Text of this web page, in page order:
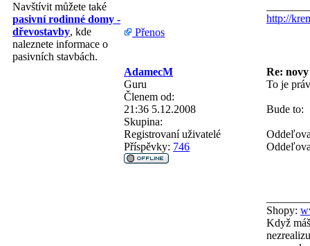
Navštívit můžete také
pasivní rodinné domy -
dřevostavby, kde
naleznete informace o
pasivních stavbách.
http://
Přenos
AdamecM
Re:
Guru
Členem od:
21:36 5.12.2008
Skupina:
Registrovaní uživatelé
Příspěvky: 746
To je
Bude to:
Shopy:
Když